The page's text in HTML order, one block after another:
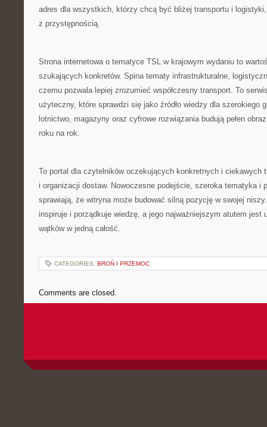
adres dla wszystkich, którzy chcą być bliżej transportu i
z przystępnością.
Strona internetowa o tematyce TSL w krajowym wydaniu to
szukających konkretów. Spina tematy infrastrukturalne,
czemu pozwala lepiej zrozumieć współczesny transport. To
użyteczny, które sprawdzi się jako źródło wiedzy dla szerokiego
lotnictwo, magazyny oraz cyfrowe rozwiązania budują pełen
roku na rok.
To portal dla czytelników oczekujących konkretnych i ciekawych
i organizacji dostaw. Nowoczesne podejście, szeroka tematyka i
sprawiają, że witryna może budować silną pozycję w swojej
inspiruje i porządkuje wiedzę, a jego najważniejszym atutem jest
wątków w jedną całość.
CATEGORIES: BROŃ I PRZEMOC
Comments are closed.